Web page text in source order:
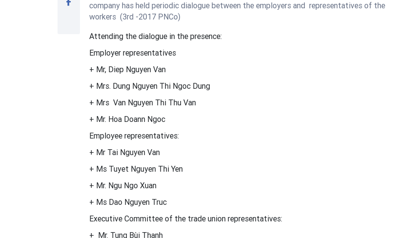
company has held periodic dialogue between the employers and representatives of the
workers (3rd -2017 PNCo)
Attending the dialogue in the presence:
Employer representatives
+ Mr, Diep Nguyen Van
+ Mrs. Dung Nguyen Thi Ngoc Dung
+ Mrs Van Nguyen Thi Thu Van
+ Mr. Hoa Doann Ngoc
Employee representatives:
+ Mr Tai Nguyen Van
+ Ms Tuyet Nguyen Thi Yen
+ Mr. Ngu Ngo Xuan
+ Ms Dao Nguyen Truc
Executive Committee of the trade union representatives:
+ Mr. Tung Bùi Thanh